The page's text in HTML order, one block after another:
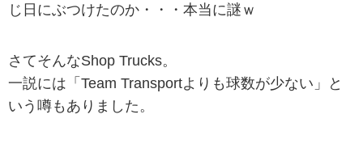
じ日にぶつけたのか・・・本当に謎ｗ
さてそんなShop Trucks。
一説には「Team Transportよりも球数が少ない」と
いう噂もありました。